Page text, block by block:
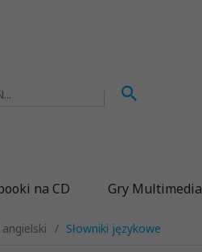
na CD Gry Multimedia
angielski Słowniki językowe